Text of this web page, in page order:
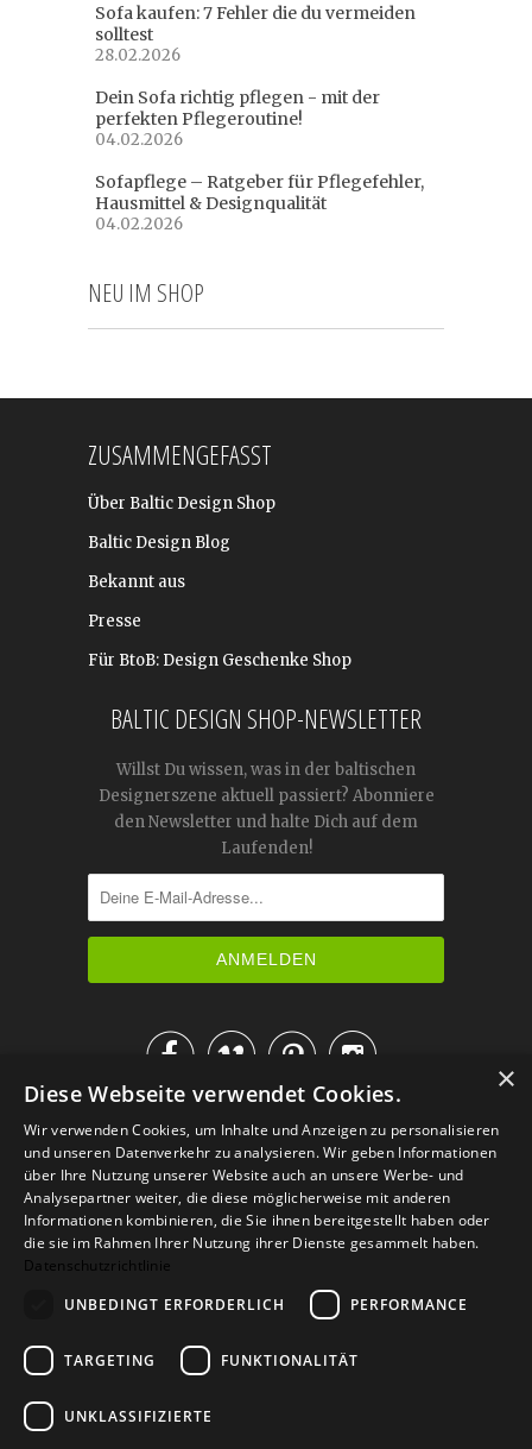
Sofa kaufen: 7 Fehler die du vermeiden
solltest
28.02.2026
Dein Sofa richtig pflegen - mit der
perfekten Pflegeroutine!
04.02.2026
Sofapflege – Ratgeber für Pflegefehler,
Hausmittel & Designqualität
04.02.2026
NEU IM SHOP
ZUSAMMENGEFASST
Über Baltic Design Shop
Baltic Design Blog
Bekannt aus
Presse
Für BtoB: Design Geschenke Shop
BALTIC DESIGN SHOP-NEWSLETTER
Willst Du wissen, was in der baltischen
Designerszene aktuell passiert? Abonniere
den Newsletter und halte Dich auf dem
Laufenden!

IM KATALOG BLÄTTERN
Versand Zahlarten
Retoure
Widerrufsformular
×
Diese Webseite verwendet Cookies.
Wir verwenden Cookies, um Inhalte und Anzeigen zu personalisieren
und unseren Datenverkehr zu analysieren. Wir geben Informationen
über Ihre Nutzung unserer Website auch an unsere Werbe- und
Analysepartner weiter, die diese möglicherweise mit anderen
Informationen kombinieren, die Sie ihnen bereitgestellt haben oder
die sie im Rahmen Ihrer Nutzung ihrer Dienste gesammelt haben.
Datenschutzrichtlinie
UNBEDINGT ERFORDERLICH
PERFORMANCE
TARGETING FUNKTIONALITÄT
UNKLASSIFIZIERTE